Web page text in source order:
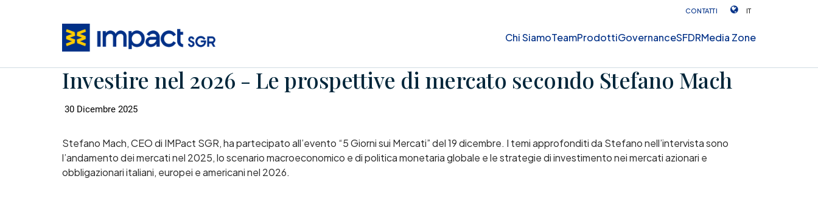
CONTATTI IT
Chi SiamoTeamProdottiGovernanceSFDRMedia Zone
Investire nel 2026 - Le prospettive di mercato secondo Stefano Mach
30 Dicembre 2025
Stefano Mach, CEO di IMPact SGR, ha partecipato all’evento “5 Giorni sui Mercati” del 19 dicembre. I temi approfonditi da Stefano nell’intervista sono
l’andamento dei mercati nel 2025, lo scenario macroeconomico e di politica monetaria globale e le strategie di investimento nei mercati azionari e
obbligazionari italiani, europei e americani nel 2026.